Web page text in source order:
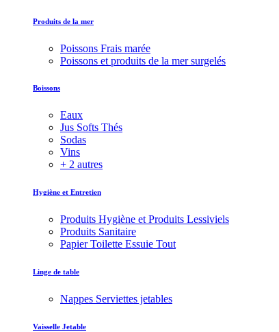
Produits de la mer
Poissons Frais marée
Poissons et produits de la mer surgelés
Boissons
Eaux
Jus Softs Thés
Sodas
Vins
+ 2 autres
Hygiène et Entretien
Produits Hygiène et Produits Lessiviels
Produits Sanitaire
Papier Toilette Essuie Tout
Linge de table
Nappes Serviettes jetables
Vaisselle Jetable